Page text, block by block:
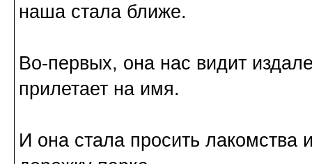
наша стала ближе.
Во-первых, она нас видит
прилетает на имя.
И она стала просить лакомства